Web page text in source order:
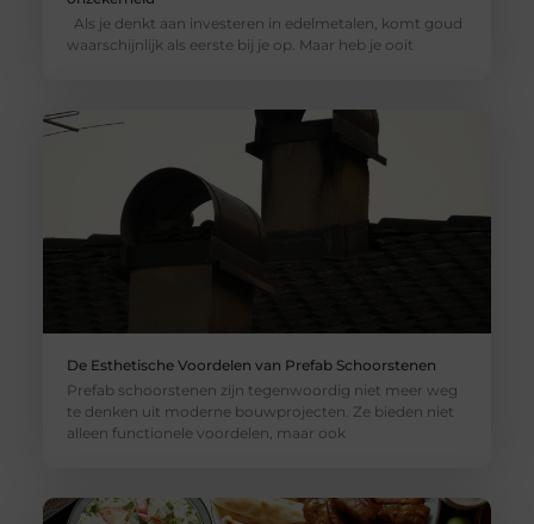
Als je denkt aan investeren in edelmetalen, komt goud
waarschijnlijk als eerste bij je op. Maar heb je ooit
De Esthetische Voordelen van Prefab Schoorstenen
Prefab schoorstenen zijn tegenwoordig niet meer weg
te denken uit moderne bouwprojecten. Ze bieden niet
alleen functionele voordelen, maar ook